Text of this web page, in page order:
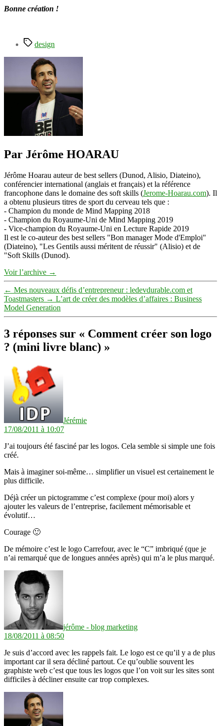
Bonne création !
Étiquettes
design
Par Jérôme HOARAU
Jérôme Hoarau auteur de best sellers (Dunod, Alisio, Diateino),
conférencier international (anglais et français) et la référence
francophone dans le domaine des soft skills (Jerome-Hoarau.com). Il
a obtenu plusieurs titres de sport du cerveau tels que :
- Champion du monde de Mind Mapping 2018
- Champion du Royaume-Uni de Mind Mapping 2019
- Vice-champion du Royaume-Uni en Lecture Rapide 2019
Il est le co-auteur des best sellers "Bon manager Mode d'Emploi"
(Diateino), "Les Gentils aussi méritent de réussir" (Alisio) et de
"Soft Skills (Dunod).
Voir l’archive →
← Mes nouveaux défis d’entrepreneur : ledevdurable.com et
Toastmasters → L’art de créer des modèles d’affaires : Business
Model Generation
3 réponses sur « Comment créer son logo
? (mini livre blanc) »
Jérémie
17/08/2011 à 10:07
J’ai toujours été fasciné par les logos. Cela semble si simple une fois
créé.
Mais à imaginer soi-même… simplifier un visuel est certainement le
plus difficile.
Déjà créer un pictogramme c’est complexe (pour moi) alors y
ajouter les valeurs de l’entreprise, facilement mémorisable et
évolutif…
Courage 🙂
De mémoire c’est le logo Carrefour, avec le “C” imbriqué (que je
n’ai remarqué que de longues années après) qui m’a le plus marqué.
jérôme - blog marketing
18/08/2011 à 08:50
Je suis d’accord avec les rappels fait. Le logo est ce qu’il y a de plus
important car il sera décliné partout. Ce qu’oublie souvent les
graphiste web c’est que tous les logos que l’on voit sur les sites sont
difficiles à décliner ensuite car trop complexes.